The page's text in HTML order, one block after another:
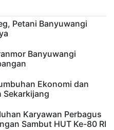
Petani Banyuwangi
Banyuwangi
Ekonomi dan
Sekarkijang
Karyawan Perbagus
Sambut HUT Ke-80 RI